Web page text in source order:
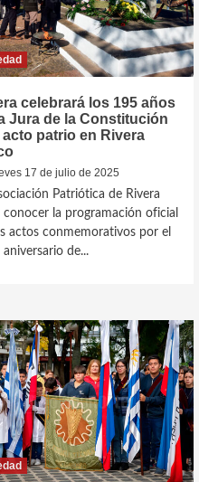
celebrará los 195 años
Jura de la Constitución
patrio en Rivera
17 de julio de 2025
Patriótica de Rivera
conocer la programación oficial
actos conmemorativos por el
aniversario de...